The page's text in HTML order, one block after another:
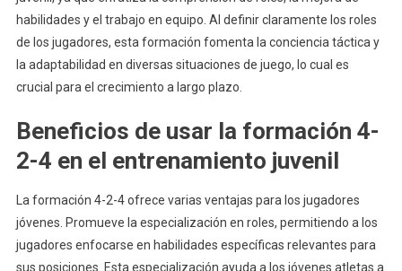
habilidades y el trabajo en equipo. Al definir claramente los roles
de los jugadores, esta formación fomenta la conciencia táctica y
la adaptabilidad en diversas situaciones de juego, lo cual es
crucial para el crecimiento a largo plazo.
Beneficios de usar la formación 4-
2-4 en el entrenamiento juvenil
La formación 4-2-4 ofrece varias ventajas para los jugadores
jóvenes. Promueve la especialización en roles, permitiendo a los
jugadores enfocarse en habilidades específicas relevantes para
sus posiciones. Esta especialización ayuda a los jóvenes atletas a